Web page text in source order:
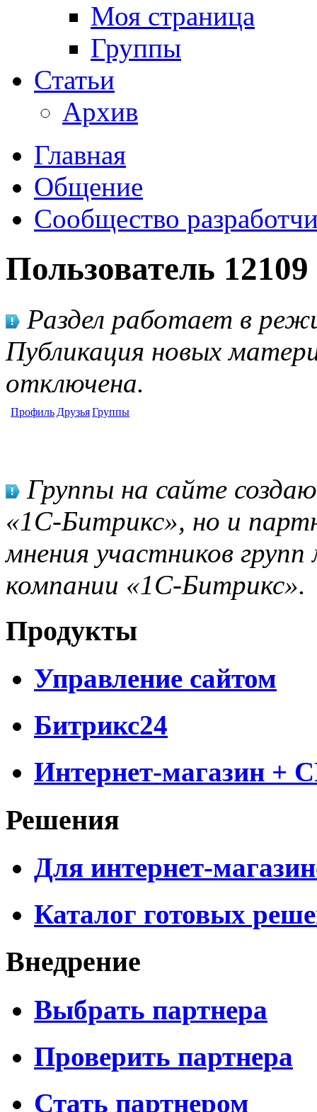
Моя страница
Группы
Статьи
Архив
Главная
Общение
Сообщество
Пользователь 12109
Раздел работает в
Публикация новых
отключена.
Профиль ДрузьяГруппы
Группы на сайте
«1С-Битрикс», но и
мнения участников
компании «1С-Битрикс».
Продукты
Управление сайтом
Битрикс24
Интернет-магазин +
Решения
Для интернет-
Каталог готовых
Внедрение
Выбрать партнера
Проверить партнера
Стать партнером